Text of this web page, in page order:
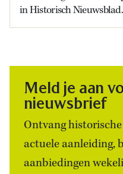
in Historisch Nieuwsblad.
Meld je aan
nieuwsbrief
Ontvang
actuele aanleiding,
aanbiedingen